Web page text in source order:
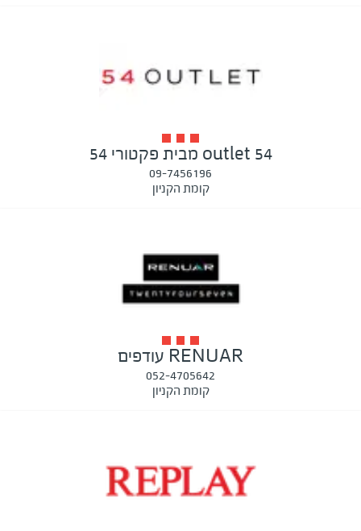
outlet 54 מבית פקטורי 54
09-7456196
קומת הקניון
RENUAR עודפים
052-4705642
קומת הקניון